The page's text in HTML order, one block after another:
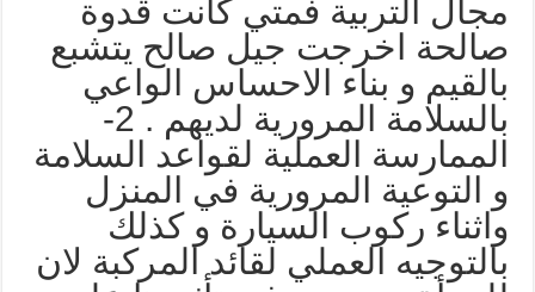
التربية فمتي كانت قدوة
اخرجت جيل صالح يتشبع
و بناء الاحساس الواعي
بالسلامة المرورية لديهم . 2-
العملية لقواعد السلامة
التوعية المرورية في المنزل
ركوب السيارة و كذلك
العملي لقائد المركبة لان